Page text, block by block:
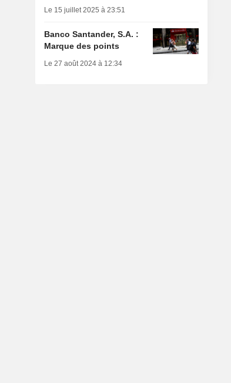
Le 15 juillet 2025 à 23:51
Banco Santander, S.A. :
Marque des points
Le 27 août 2024 à 12:34